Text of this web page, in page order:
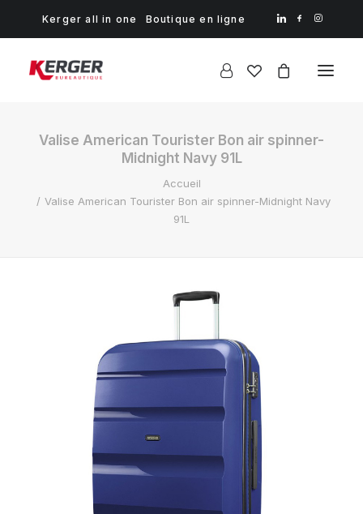
Kerger all in one Boutique en ligne
Valise American Tourister Bon air spinner-
Midnight Navy 91L
Accueil
Valise American Tourister Bon air spinner-Midnight Navy
91L